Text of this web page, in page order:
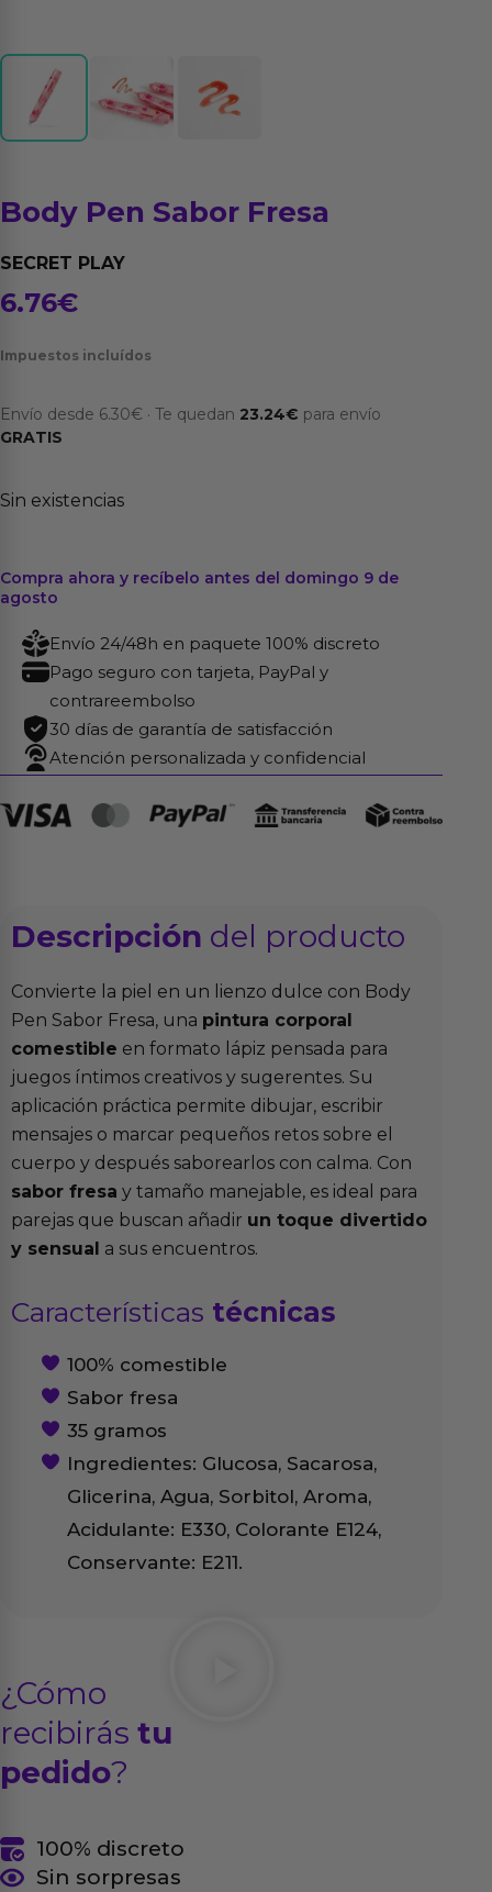
Body Pen Sabor Fresa
SECRET PLAY
6.76€
Impuestos incluídos
Envío desde 6.30€ · Te quedan 23.24€ para envío
GRATIS
Sin existencias
Compra ahora y recíbelo antes del domingo 9 de
agosto
Envío 24/48h en paquete 100% discreto
Pago seguro con tarjeta, PayPal y
contrareembolso
30 días de garantía de satisfacción
Atención personalizada y confidencial
Descripción del producto
Convierte la piel en un lienzo dulce con Body
Pen Sabor Fresa, una pintura corporal
comestible en formato lápiz pensada para
juegos íntimos creativos y sugerentes. Su
aplicación práctica permite dibujar, escribir
mensajes o marcar pequeños retos sobre el
cuerpo y después saborearlos con calma. Con
sabor fresa y tamaño manejable, es ideal para
parejas que buscan añadir un toque divertido
y sensual a sus encuentros.
Características técnicas
100% comestible
Sabor fresa
35 gramos
Ingredientes: Glucosa, Sacarosa,
Glicerina, Agua, Sorbitol, Aroma,
Acidulante: E330, Colorante E124,
Conservante: E211.
¿Cómo
recibirás tu
pedido?
100% discreto
Sin sorpresas